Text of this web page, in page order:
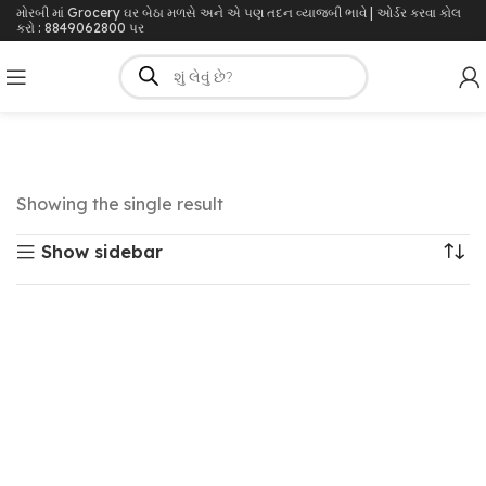
મોરબી માં Grocery ઘર બેઠા મળસે અને એ પણ તદન વ્યાજબી ભાવે | ઓર્ડર કરવા કોલ
કરો : 8849062800 પર
Showing the single result
Show sidebar